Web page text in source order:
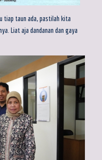
tiap taun ada, pastilah kita
Liat aja dandanan dan gaya